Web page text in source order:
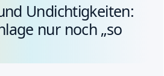
Undichtigkeiten:
nur noch „so